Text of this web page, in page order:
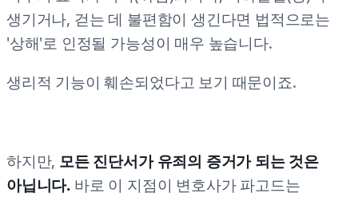
생기거나, 걷는 데 불편함이 생긴다면 법적으로는
'상해'로 인정될 가능성이 매우 높습니다.
생리적 기능이 훼손되었다고 보기 때문이죠.
하지만, 모든 진단서가 유죄의 증거가 되는 것은
아닙니다. 바로 이 지점이 변호사가 파고드는